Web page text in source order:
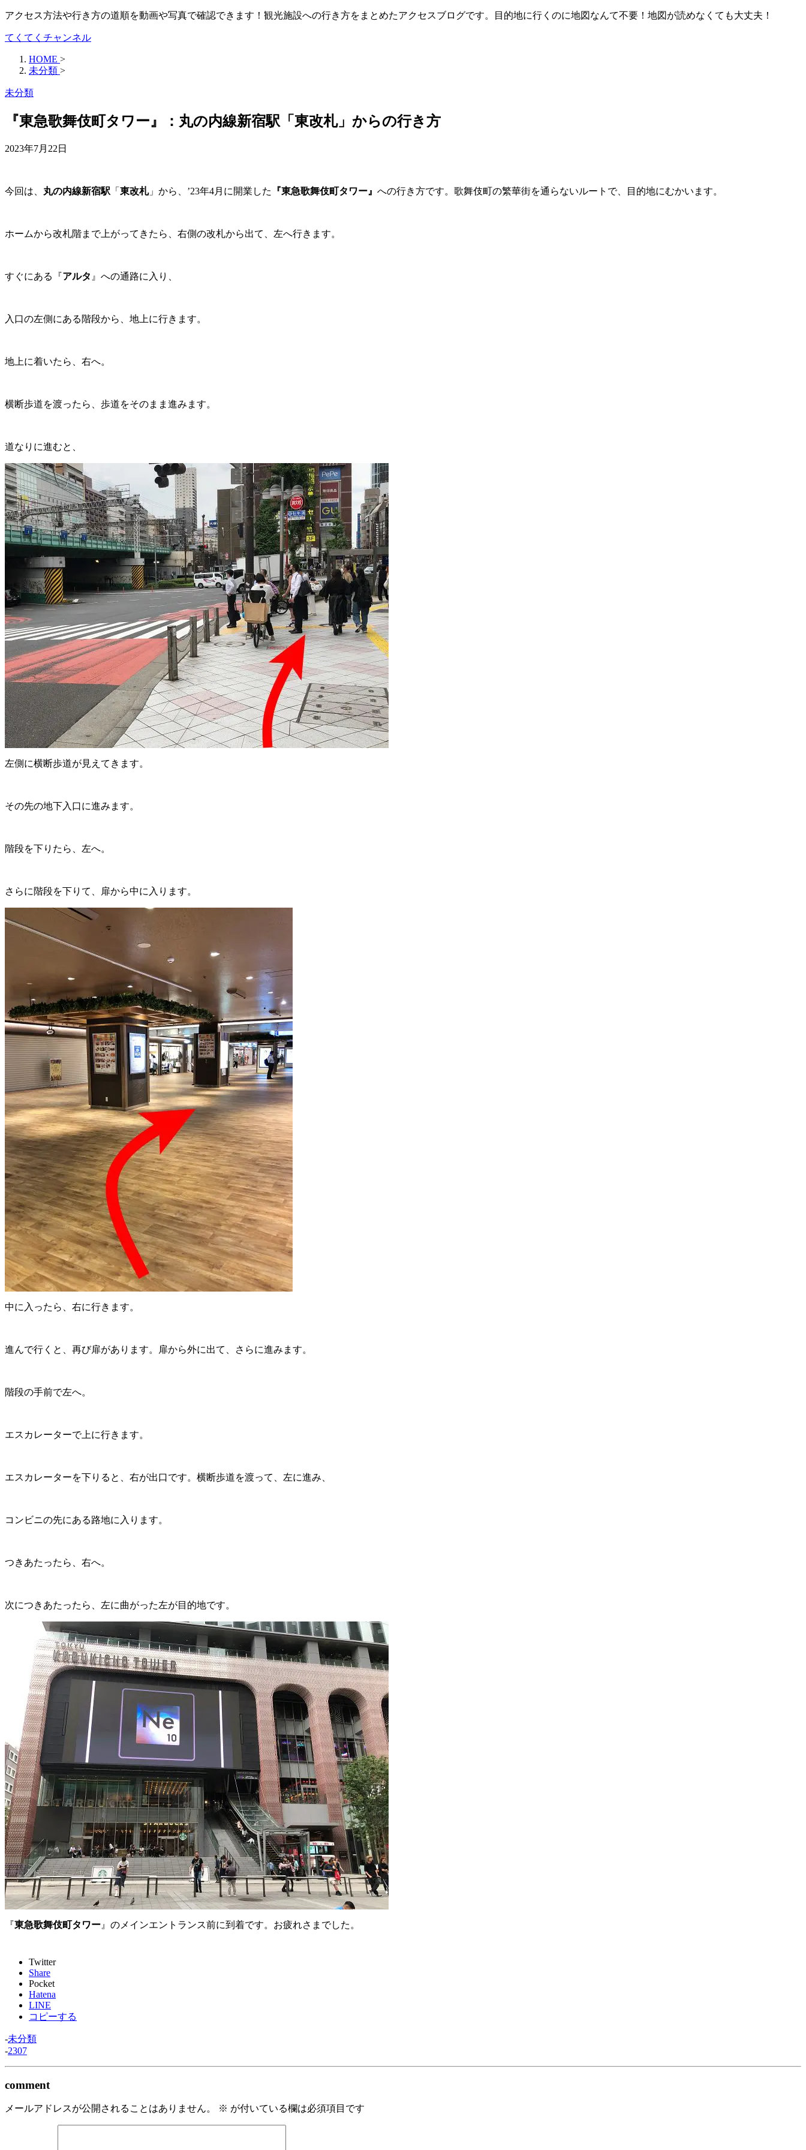
アクセス方法や行き方の道順を動画や写真で確認できます！観光施設への行き方をまとめたアクセスブログです。目的地に行くのに地図なんて不要！地図が読めなくても大丈夫！
てくてくチャンネル
HOME >
未分類 >
未分類
『東急歌舞伎町タワー』：丸の内線新宿駅「東改札」からの行き方
2023年7月22日
今回は、 丸の内線新宿駅 「 東改札」から、’23年4月に開業した 『東急歌舞伎町タワー』 への行き方です。歌舞伎町の繁華街を通らないルートで、目的地にむかいます。
ホームから改札階まで上がってきたら、右側の改札から出て、左へ行きます。
すぐにある『アルタ 』への通路に入り、
入口の左側にある階段から、地上に行きます。
地上に着いたら、右へ。
横断歩道を渡ったら、歩道をそのまま進みます。
道なりに進むと、
左側に横断歩道が見えてきます。
その先の地下入口に進みます。
階段を下りたら、左へ。
さらに階段を下りて、扉から中に入ります。
中に入ったら、右に行きます。
進んで行くと、再び扉があります。扉から外に出て、さらに進みます。
階段の手前で左へ。
エスカレーターで上に行きます。
エスカレーターを下りると、右が出口です。横断歩道を渡って、左に進み、
コンビニの先にある路地に入ります。
つきあたったら、右へ。
次につきあたったら、左に曲がった左が目的地です。
『東急歌舞伎町タワー 』のメインエントランス前に到着です。お疲れさまでした。
Twitter
Share
Pocket
Hatena
LINE
コピーする
-未分類
-2307
comment
メールアドレスが公開されることはありません。 ※ が付いている欄は必須項目です